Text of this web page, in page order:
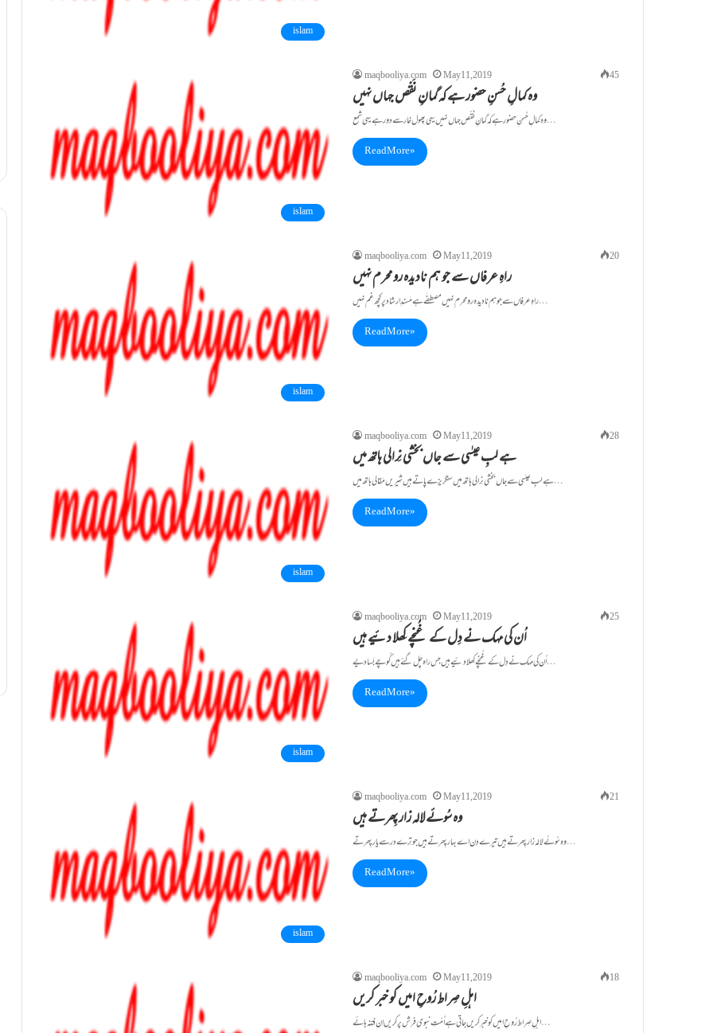
islam
islam
maqbooliya.com May 11, 2019 45
وہ کمالِ حُسنِ حضور ہے کہ گمانِ نَقْص جہاں نہیں
وہ کمالِ حُسنِ حضور ہے کہ گمانِ نَقْص جہاں نہیں یہی پھول خار سے دور ہے یہی شمع…
Read More »
islam
maqbooliya.com May 11, 2019 20
راہِ عرفاں سے جو ہم نادیدہ رو محرم نہیں
راہِ عرفاں سے جو ہم نادیدہ رو محرم نہیں مصطفٰے ہے مَسندِ ارشاد پر کچھ غم نہیں …
Read More »
islam
maqbooliya.com May 11, 2019 28
ہے لبِ عیسٰی سے جاں بخشی نِرالی ہاتھ میں
ہے لبِ عیسٰی سے جاں بخشی نِرالی ہاتھ میں سنگریزے پاتے ہیں شِیریں مَقالی ہاتھ میں …
Read More »
islam
maqbooliya.com May 11, 2019 25
اُن کی مہک نے دِل کے غُنچے کِھلا دئیے ہیں
اُن کی مہک نے دِل کے غُنچے کِھلا دئیے ہیں جس راہ چل گئے ہیں کُوچے بَسا دیے…
Read More »
islam
maqbooliya.com May 11, 2019 21
وہ سُوئے لالہ زار پِھرتے ہیں
وہ سُوئے لالہ زار پِھرتے ہیں تیرے دِن اے بہار پِھرتے ہیں جو تِرے در سے یار پِھرتے…
Read More »
maqbooliya.com May 11, 2019 18
اہلِ صِراط رُوحِ امیں کو خبر کریں
اہلِ صِراط رُوحِ امیں کو خبر کریں جاتی ہے اُمّتِ نبوی فرش پر کریں اِن فتنہ ہائے…